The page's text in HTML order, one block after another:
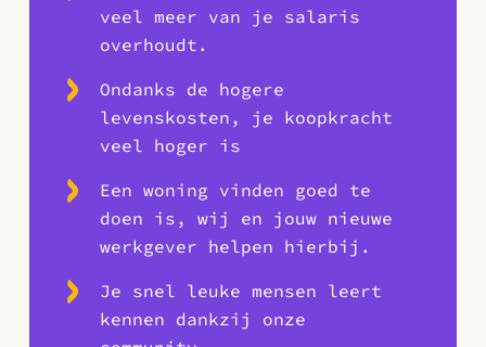
veel meer van je salaris
overhoudt.
Ondanks de hogere
levenskosten, je koopkracht
veel hoger is
Een woning vinden goed te
doen is, wij en jouw nieuwe
werkgever helpen hierbij.
Je snel leuke mensen leert
kennen dankzij onze